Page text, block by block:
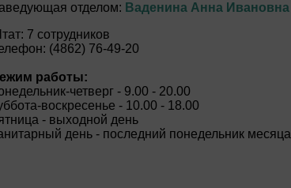
отделом: Ваденина Анна Ивановна
7 сотрудников
(4862) 76-49-20
работы:
четверг - 9.00 - 20.00
воскресенье - 10.00 - 18.00
- выходной день
день - последний понедельник месяца